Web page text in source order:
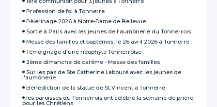
Profession de foi à Tonnerre
Pèlerinage 2026 à Notre-Dame de Bellevue
Sortie à Paris avec les jeunes de l'aumônerie du Tonnerrois
Messe des familles et baptêmes, le 26 avril 2026 à Tonnerre
Témoignage d'une néophyte Tonnerroise
2ème dimanche de carême - Messe des familles
Sur les pas de Ste Catherine Labouré avec les jeunes de
l'aumônerie
Bénédiction de la statue de St Vincent à Tonnerre
les paroisses du Tonnerrois ont célébré la semaine de prière
pour les Chrétiens